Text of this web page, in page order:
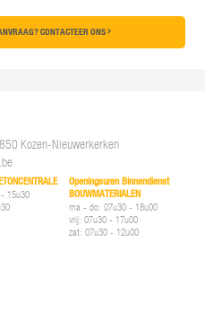
CONTACTEER ONS
Kozen-Nieuwerkerken
15u30
Openingsuren Binnendienst
BOUWMATERIALEN
ma - do: 07u30 - 18u00
vrij: 07u30 - 17u00
zat: 07u30 - 12u00